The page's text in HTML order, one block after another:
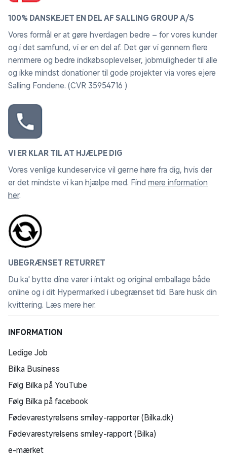
100% DANSKEJET EN DEL AF SALLING GROUP A/S
Vores formål er at gøre hverdagen bedre – for vores kunder
og i det samfund, vi er en del af. Det gør vi gennem flere
nemmere og bedre indkøbsoplevelser, jobmuligheder til alle
og ikke mindst donationer til gode projekter via vores ejere
Salling Fondene. (CVR 35954716 )
VI ER KLAR TIL AT HJÆLPE DIG
Vores venlige kundeservice vil gerne høre fra dig, hvis der
er det mindste vi kan hjælpe med. Find mere information
her.
UBEGRÆNSET RETURRET
Du ka' bytte dine varer i intakt og original emballage både
online og i dit Hypermarked i ubegrænset tid. Bare husk din
kvittering. Læs mere her.
INFORMATION
Ledige Job
Bilka Business
Følg Bilka på YouTube
Følg Bilka på facebook
Fødevarestyrelsens smiley-rapporter (Bilka.dk)
Fødevarestyrelsens smiley-rapport (Bilka)
e-mærket